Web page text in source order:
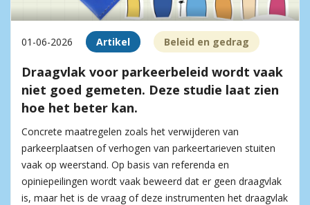
01-06-2026 Artikel Beleid en gedrag
Draagvlak voor parkeerbeleid wordt vaak
niet goed gemeten. Deze studie laat zien
hoe het beter kan.
Concrete maatregelen zoals het verwijderen van
parkeerplaatsen of verhogen van parkeertarieven stuiten
vaak op weerstand. Op basis van referenda en
opiniepeilingen wordt vaak beweerd dat er geen draagvlak
is, maar het is de vraag of deze instrumenten het draagvlak